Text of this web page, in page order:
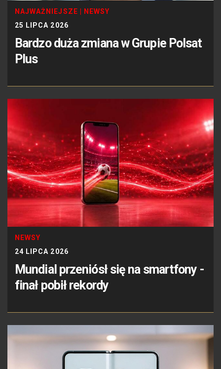
NAJWAŻNIEJSZE
NEWSY
25 LIPCA 2026
Bardzo duża zmiana w Grupie Polsat
Plus
NEWSY
24 LIPCA 2026
Mundial przeniósł się na smartfony -
finał pobił rekordy